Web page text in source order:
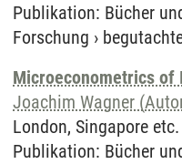
Publikation: Bücher
Forschung ›
Microeconometrics of
Joachim Wagner
London, Singapore
Publikation: Bücher